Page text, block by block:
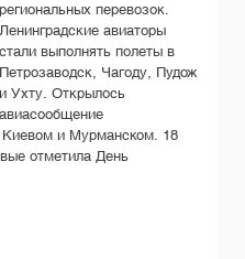
региональных перевозок.
Ленинградские авиаторы
стали выполнять полеты в
Петрозаводск, Чагоду, Пудож
и Ухту. Открылось
авиасообщение
и Мурманском. 18
отметила День